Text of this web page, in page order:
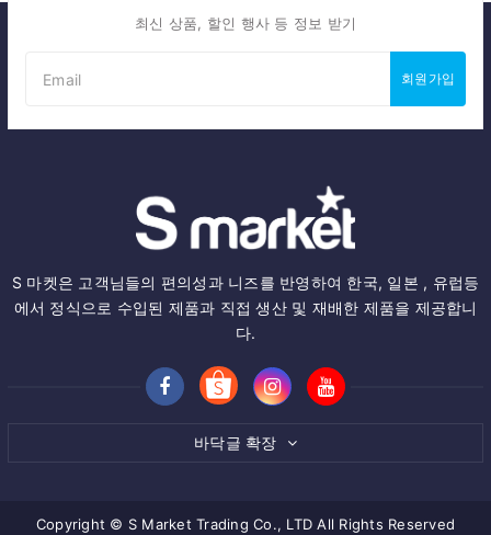
최신 상품, 할인 행사 등 정보 받기
회원가입
S 마켓은 고객님들의 편의성과 니즈를 반영하여 한국, 일본 , 유럽등
에서 정식으로 수입된 제품과 직접 생산 및 재배한 제품을 제공합니
다.
바닥글 확장
Copyright © S Market Trading Co., LTD All Rights Reserved